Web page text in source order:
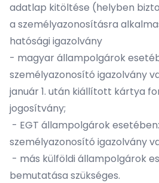
adatlap kitöltése (helyben
a személyazonosításra
hatósági igazolvány
- magyar állampolgárok
személyazonosító igazolvány
január 1. után kiállított kártya
jogosítvány;
- EGT állampolgárok
személyazonosító igazolvány
- más külföldi állampolgárok
bemutatása szükséges.